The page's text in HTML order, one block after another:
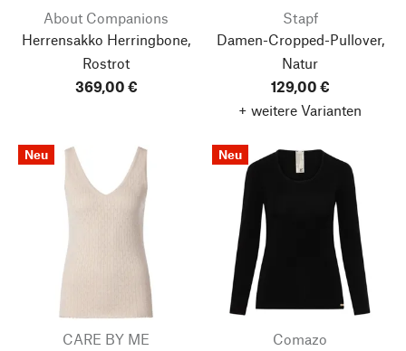
About Companions
Herrensakko Herringbone,
Rostrot
369,00 €
Stapf
Damen-Cropped-Pullover,
Natur
129,00 €
+ weitere Varianten
Neu
CARE BY ME
Neu
Comazo